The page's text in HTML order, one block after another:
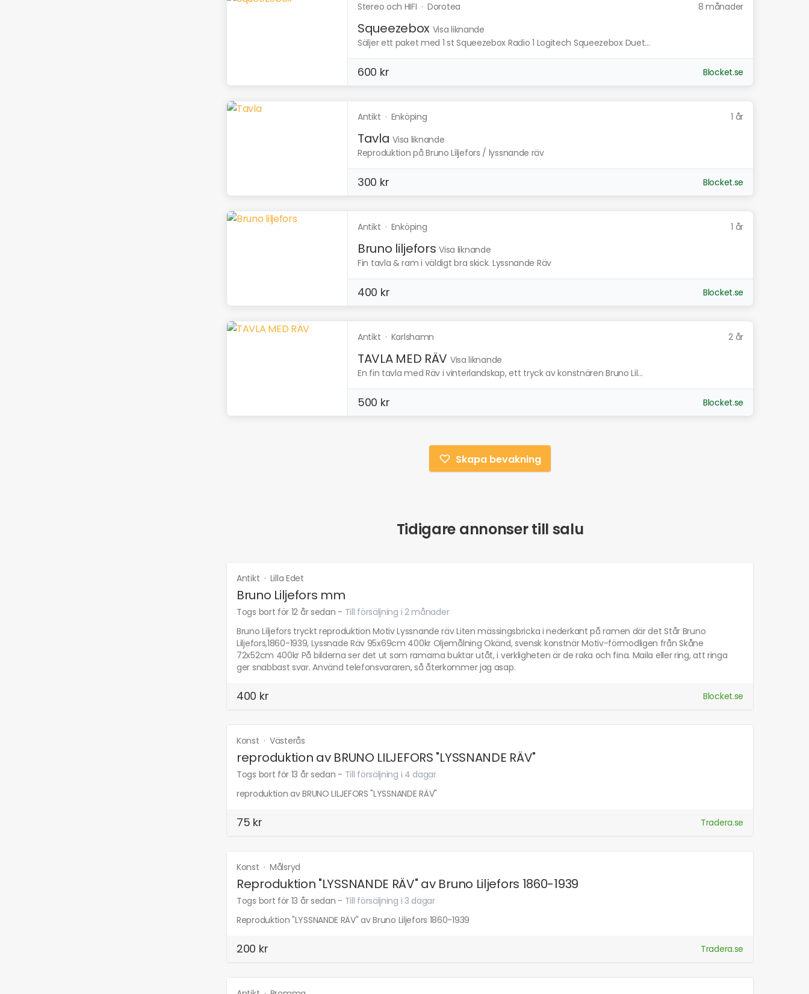
Stereo och HIFI · Dorotea 8 månader
Squeezebox Visa liknande
Säljer ett paket med 1 st Squeezebox Radio 1 Logitech Squeezebox Duet...
600 kr Blocket.se
Antikt · Enköping 1 år
Tavla Visa liknande
Reproduktion på Bruno Liljefors / lyssnande räv
300 kr Blocket.se
Antikt · Enköping 1 år
Bruno liljefors Visa liknande
Fin tavla & ram i väldigt bra skick. Lyssnande Räv
400 kr Blocket.se
Antikt · Karlshamn 2 år
TAVLA MED RÄV Visa liknande
En fin tavla med Räv i vinterlandskap, ett tryck av konstnären Bruno Lil...
500 kr Blocket.se
Skapa bevakning
Tidigare annonser till salu
Antikt · Lilla Edet
Bruno Liljefors mm
Togs bort för 12 år sedan - Till försäljning i 2 månader
Bruno Liljefors tryckt reproduktion Motiv Lyssnande räv Liten mässingsbricka i nederkant på ramen där det Står Bruno
Liljefors,1860-1939, Lyssnade Räv 95x69cm 400kr Oljemålning Okänd, svensk konstnär Motiv-förmodligen från Skåne
72x52cm 400kr På bilderna ser det ut som ramarna buktar utåt, i verkligheten är de raka och fina. Maila eller ring, att ringa
ger snabbast svar. Använd telefonsvararen, så återkommer jag asap.
400 kr Blocket.se
Konst ·Västerås
reproduktion av BRUNO LILJEFORS "LYSSNANDE RÄV"
Togs bort för 13 år sedan - Till försäljning i 4 dagar
reproduktion av BRUNO LILJEFORS "LYSSNANDE RÄV"
75 kr Tradera.se
Konst ·Målsryd
Reproduktion "LYSSNANDE RÄV" av Bruno Liljefors 1860-1939
Togs bort för 13 år sedan - Till försäljning i 3 dagar
Reproduktion "LYSSNANDE RÄV" av Bruno Liljefors 1860-1939
200 kr Tradera.se